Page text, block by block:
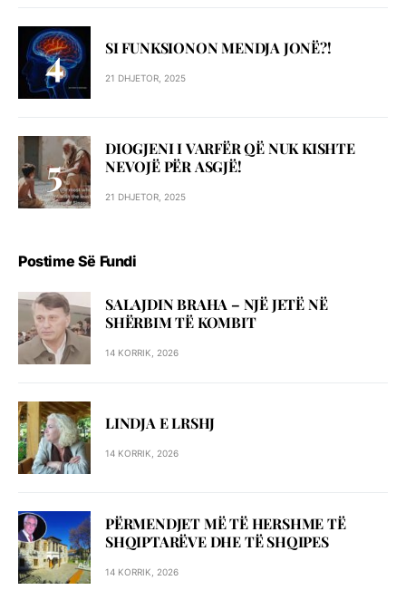
SI FUNKSIONON MENDJA JONË?!
21 DHJETOR, 2025
DIOGJENI I VARFËR QË NUK KISHTE
NEVOJË PËR ASGJË!
21 DHJETOR, 2025
Postime Së Fundi
SALAJDIN BRAHA – NJЁ JETЁ NЁ
SHЁRBIM TЁ KOMBIT
14 KORRIK, 2026
LINDJA E LRSHJ
14 KORRIK, 2026
PËRMENDJET MË TË HERSHME TË
SHQIPTARËVE DHE TË SHQIPES
14 KORRIK, 2026